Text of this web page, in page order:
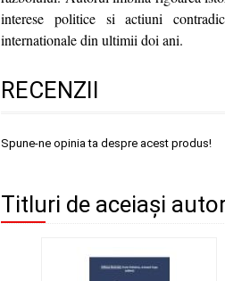
interese politice si actiuni
internationale din ultimii doi ani.
RECENZII
Spune-ne opinia ta despre acest produs!
Titluri de aceiași